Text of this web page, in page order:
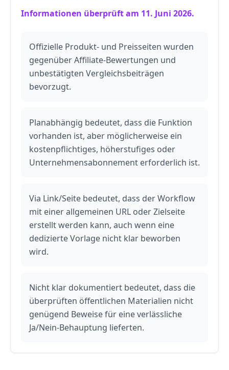
Informationen überprüft am 11. Juni 2026.
Offizielle Produkt- und Preisseiten wurden
gegenüber Affiliate-Bewertungen und
unbestätigten Vergleichsbeiträgen
bevorzugt.
Planabhängig bedeutet, dass die Funktion
vorhanden ist, aber möglicherweise ein
kostenpflichtiges, höherstufiges oder
Unternehmensabonnement erforderlich ist.
Via Link/Seite bedeutet, dass der Workflow
mit einer allgemeinen URL oder Zielseite
erstellt werden kann, auch wenn eine
dedizierte Vorlage nicht klar beworben
wird.
Nicht klar dokumentiert bedeutet, dass die
überprüften öffentlichen Materialien nicht
genügend Beweise für eine verlässliche
Ja/Nein-Behauptung lieferten.